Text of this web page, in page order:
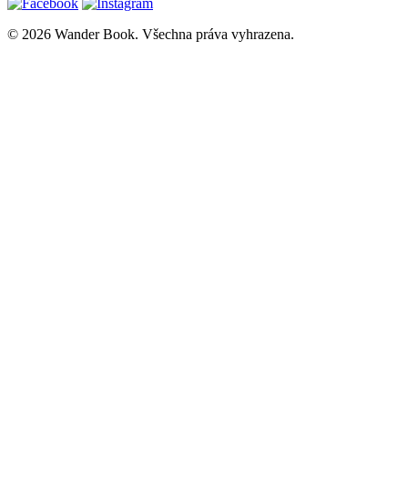
© 2026 Wander Book. Všechna práva vyhrazena.